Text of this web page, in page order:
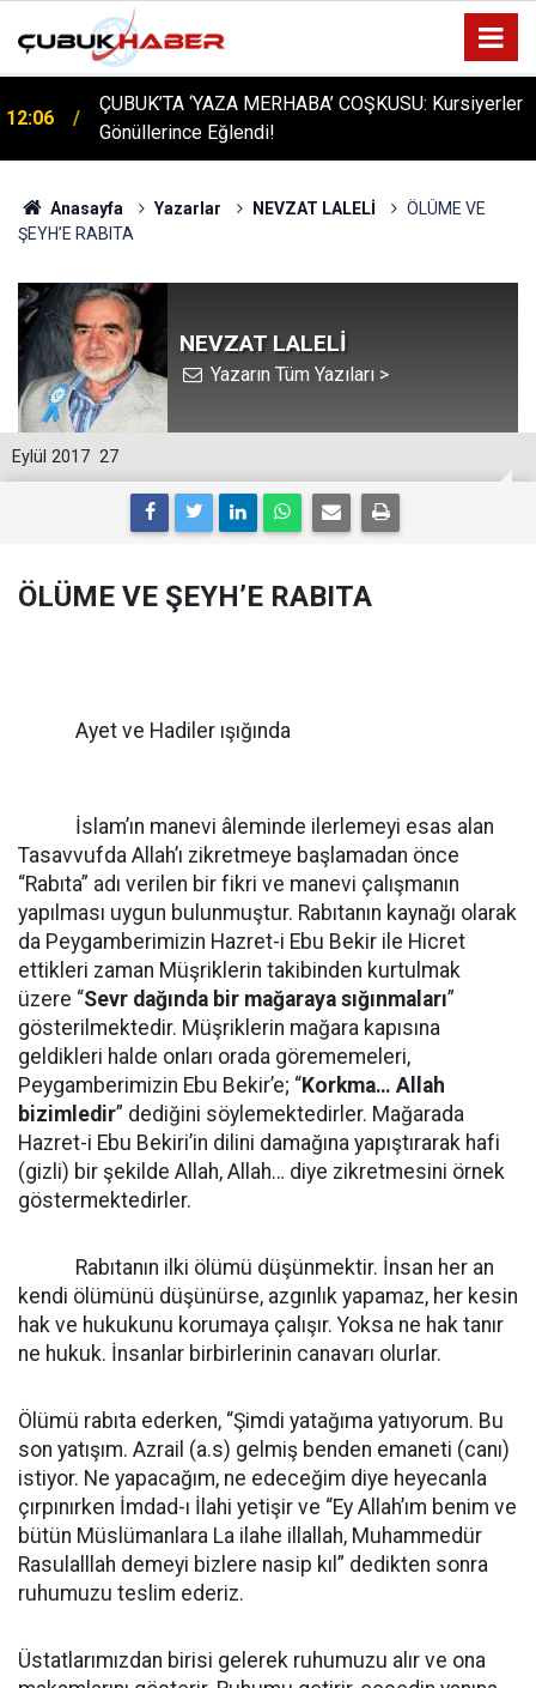
12:06
ÇUBUK’TA ‘YAZA MERHABA’ COŞKUSU: Kursiyerler
Gönüllerince Eğlendi!
Anasayfa Yazarlar NEVZAT LALELİ
ÖLÜME VE
ŞEYH’E RABITA
NEVZAT LALELİ
Yazarın Tüm Yazıları >
27
Eylül 2017
ÖLÜME VE ŞEYH’E RABITA
Ayet ve Hadiler ışığında
İslam’ın manevi âleminde ilerlemeyi esas alan
Tasavvufda Allah’ı zikretmeye başlamadan önce
“Rabıta” adı verilen bir fikri ve manevi çalışmanın
yapılması uygun bulunmuştur. Rabıtanın kaynağı olarak
da Peygamberimizin Hazret-i Ebu Bekir ile Hicret
ettikleri zaman Müşriklerin takibinden kurtulmak
üzere “Sevr dağında bir mağaraya sığınmaları”
gösterilmektedir. Müşriklerin mağara kapısına
geldikleri halde onları orada görememeleri,
Peygamberimizin Ebu Bekir’e; “Korkma… Allah
bizimledir” dediğini söylemektedirler. Mağarada
Hazret-i Ebu Bekiri’in dilini damağına yapıştırarak hafi
(gizli) bir şekilde Allah, Allah… diye zikretmesini örnek
göstermektedirler.
Rabıtanın ilki ölümü düşünmektir. İnsan her an
kendi ölümünü düşünürse, azgınlık yapamaz, her kesin
hak ve hukukunu korumaya çalışır. Yoksa ne hak tanır
ne hukuk. İnsanlar birbirlerinin canavarı olurlar.
Ölümü rabıta ederken, “Şimdi yatağıma yatıyorum. Bu
son yatışım. Azrail (a.s) gelmiş benden emaneti (canı)
istiyor. Ne yapacağım, ne edeceğim diye heyecanla
çırpınırken İmdad-ı İlahi yetişir ve “Ey Allah’ım benim ve
bütün Müslümanlara La ilahe illallah, Muhammedür
Rasulalllah demeyi bizlere nasip kıl” dedikten sonra
ruhumuzu teslim ederiz.
Üstatlarımızdan birisi gelerek ruhumuzu alır ve ona